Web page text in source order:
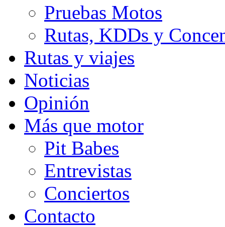
Pruebas Motos
Rutas, KDDs y
Rutas y viajes
Noticias
Opinión
Más que motor
Pit Babes
Entrevistas
Conciertos
Contacto